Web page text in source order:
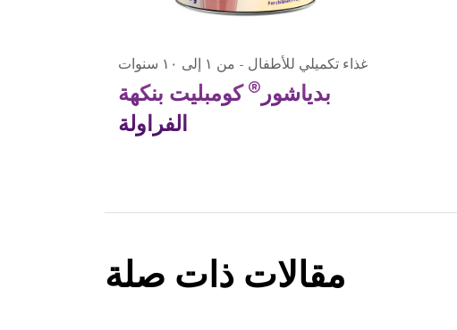
غذاء تكميلي للأطفال - من ١ إلى ١٠ سنوات
بدياشور ® كومبليت بنكهة
الفراولة
مقالات ذات صلة